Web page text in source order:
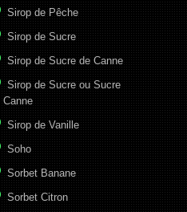
Sirop de Pêche
Sirop de Sucre
Sirop de Sucre de Canne
Sirop de Sucre ou Sucre
Canne
Sirop de Vanille
Soho
Sorbet Banane
Sorbet Citron